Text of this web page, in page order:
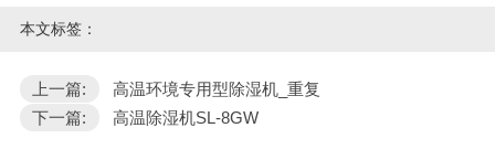
本文标签：
上一篇:
高温环境专用型除湿机_重复
下一篇:
高温除湿机SL-8GW